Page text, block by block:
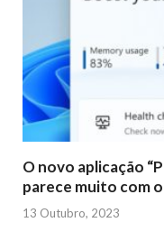
O novo aplicação
parece muito com
13 Outubro, 2023